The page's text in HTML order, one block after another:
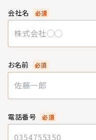
会社名 必須
お名前 必須
電話番号 必須